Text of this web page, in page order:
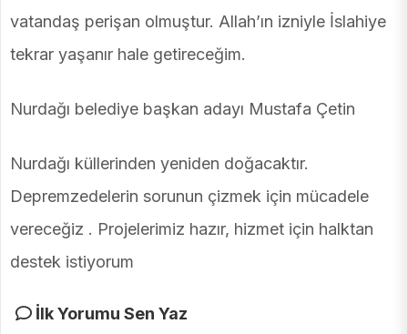
vatandaş perişan olmuştur. Allah’ın izniyle İslahiye
tekrar yaşanır hale getireceğim.
Nurdağı belediye başkan adayı Mustafa Çetin
Nurdağı küllerinden yeniden doğacaktır.
Depremzedelerin sorunun çizmek için mücadele
vereceğiz . Projelerimiz hazır, hizmet için halktan
destek istiyorum
İlk Yorumu Sen Yaz